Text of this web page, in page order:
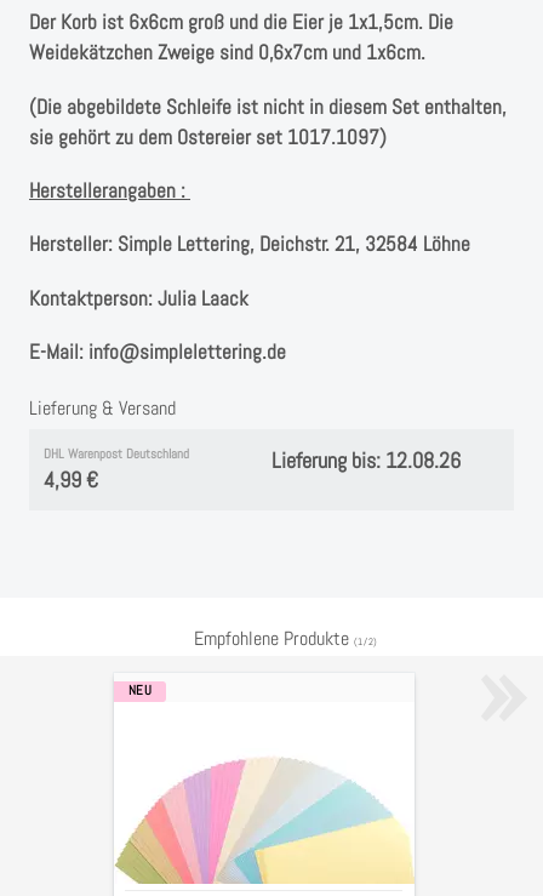
Der Korb ist 6x6cm groß und die Eier je 1x1,5cm. Die
Weidekätzchen Zweige sind 0,6x7cm und 1x6cm.
(Die abgebildete Schleife ist nicht in diesem Set enthalten,
sie gehört zu dem Ostereier set 1017.1097)
Herstellerangaben :
Hersteller: Simple Lettering, Deichstr. 21, 32584 Löhne
Kontaktperson:Julia Laack
E-Mail: info@simplelettering.de
Lieferung & Versand
DHL Warenpost Deutschland
4,99 €
Lieferung bis: 12.08.26
Empfohlene Produkte (1/2) »
Cardstock
glatt,
"modernes
Pastell",
11,4x30,5
NEU